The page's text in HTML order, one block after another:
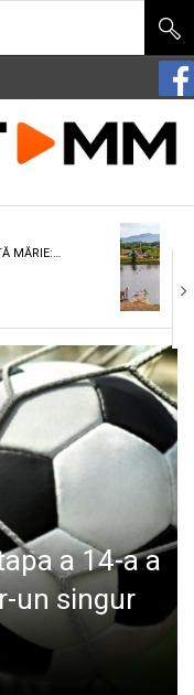
MĂRIE:…
a 14-a a
un singur